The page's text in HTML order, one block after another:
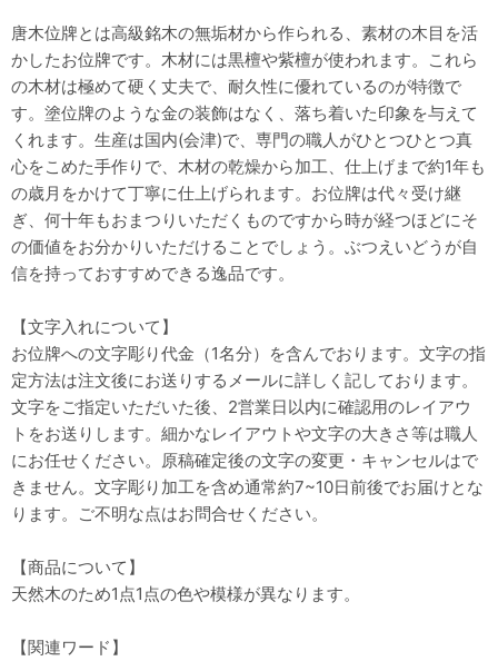
唐木位牌とは高級銘木の無垢材から作られる、素材の木目を活
かしたお位牌です。木材には黒檀や紫檀が使われます。これら
の木材は極めて硬く丈夫で、耐久性に優れているのが特徴で
す。塗位牌のような金の装飾はなく、落ち着いた印象を与えて
くれます。生産は国内(会津)で、専門の職人がひとつひとつ真
心をこめた手作りで、木材の乾燥から加工、仕上げまで約1年も
の歳月をかけて丁寧に仕上げられます。お位牌は代々受け継
ぎ、何十年もおまつりいただくものですから時が経つほどにそ
の価値をお分かりいただけることでしょう。ぶつえいどうが自
信を持っておすすめできる逸品です。
【文字入れについて】
お位牌への文字彫り代金（1名分）を含んでおります。文字の指
定方法は注文後にお送りするメールに詳しく記しております。
文字をご指定いただいた後、2営業日以内に確認用のレイアウ
トをお送りします。細かなレイアウトや文字の大きさ等は職人
にお任せください。原稿確定後の文字の変更・キャンセルはで
きません。文字彫り加工を含め通常約7~10日前後でお届けとな
ります。ご不明な点はお問合せください。
【商品について】
天然木のため1点1点の色や模様が異なります。
【関連ワード】